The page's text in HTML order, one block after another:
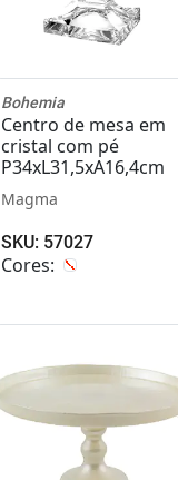
Bohemia
Centro de mesa em
cristal com pé
P34xL31,5xA16,4cm
Magma
SKU: 57027
Cores: